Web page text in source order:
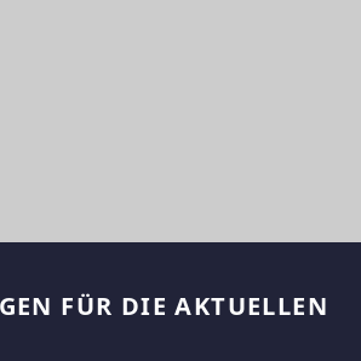
IM URLAUB
IM GRÜNEN
FÜR DIE AKTUELLEN